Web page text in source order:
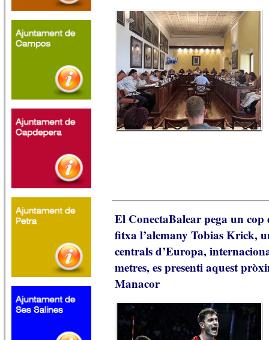
El ConectaBalear pega un
fitxa l’alemany Tobias Krick,
centrals d’Europa,
metres, es presenti aquest
Manacor